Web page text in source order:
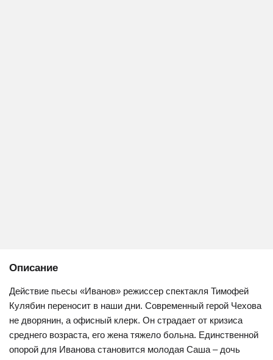
Описание
Действие пьесы «Иванов» режиссер спектакля Тимофей
Кулябин переносит в наши дни. Современный герой Чехова
не дворянин, а офисный клерк. Он страдает от кризиса
среднего возраста, его жена тяжело больна. Единственной
опорой для Иванова становится молодая Саша – дочь